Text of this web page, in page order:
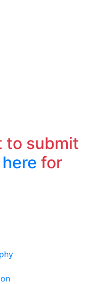
to submit
for